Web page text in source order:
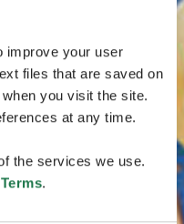
improve your user
files that are saved on
you visit the site.
at any time.
the services we use.
.